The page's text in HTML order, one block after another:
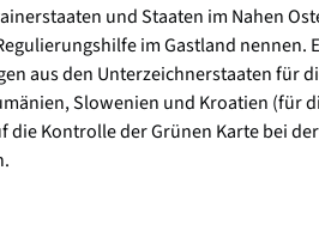
und Staaten im Nahen
im Gastland nennen.
aus den Unterzeichnerstaaten für
Slowenien und Kroatien (für
Kontrolle der Grünen Karte bei